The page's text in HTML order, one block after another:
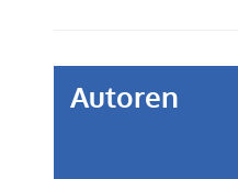
Autoren